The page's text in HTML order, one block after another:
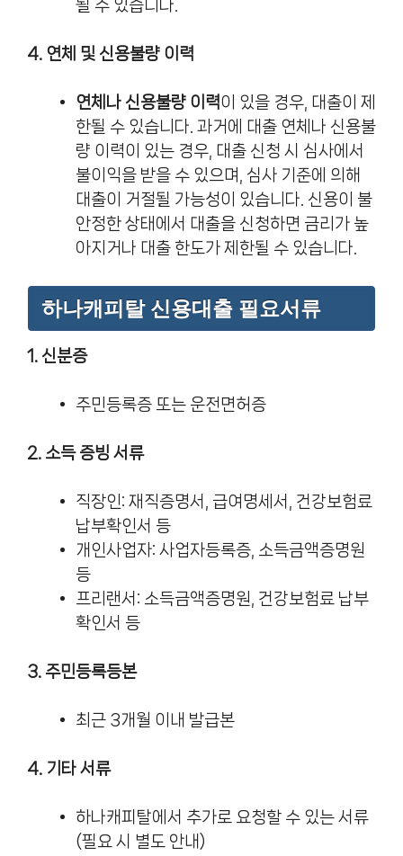
될 수 있습니다.
4. 연체 및 신용불량 이력
연체나 신용불량 이력이 있을 경우, 대출이 제
한될 수 있습니다. 과거에 대출 연체나 신용불
량 이력이 있는 경우, 대출 신청 시 심사에서
불이익을 받을 수 있으며, 심사 기준에 의해
대출이 거절될 가능성이 있습니다. 신용이 불
안정한 상태에서 대출을 신청하면 금리가 높
아지거나 대출 한도가 제한될 수 있습니다.
하나캐피탈 신용대출 필요서류
1. 신분증
주민등록증 또는 운전면허증
2. 소득 증빙 서류
직장인: 재직증명서, 급여명세서, 건강보험료
납부확인서 등
개인사업자: 사업자등록증, 소득금액증명원
등
프리랜서: 소득금액증명원, 건강보험료 납부
확인서 등
3. 주민등록등본
최근 3개월 이내 발급본
4. 기타 서류
하나캐피탈에서 추가로 요청할 수 있는 서류
(필요 시 별도 안내)